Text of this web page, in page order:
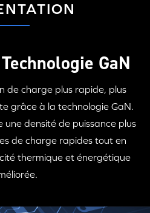
Technologie GaN
de charge plus rapide, plus
grâce à la technologie GaN.
une densité de puissance plus
de charge rapides tout en
thermique et énergétique